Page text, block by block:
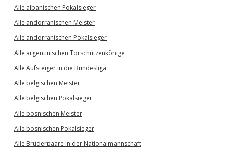
Alle albanischen Pokalsieger
Alle andorranischen Meister
Alle andorranischen Pokalsieger
Alle argentinischen Torschützenkönige
Alle Aufsteiger in die Bundesliga
Alle belgischen Meister
Alle belgischen Pokalsieger
Alle bosnischen Meister
Alle bosnischen Pokalsieger
Alle Brüderpaare in der Nationalmannschaft